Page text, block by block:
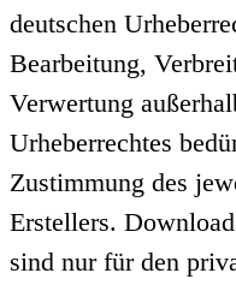
deutschen
Bearbeitung,
Verwertung
Urheberrechtes
Zustimmung des
Erstellers.
sind nur für den